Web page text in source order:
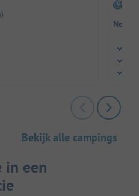
)
Nog
Bekijk alle campings
in een